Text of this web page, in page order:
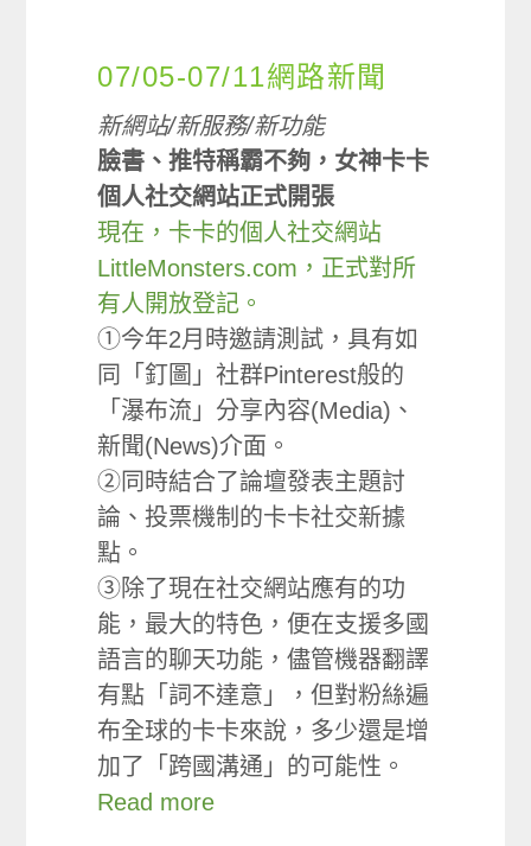
07/05-07/11網路新聞
新網站/新服務/新功能
臉書、推特稱霸不夠，女神卡卡
個人社交網站正式開張
現在，卡卡的個人社交網站
LittleMonsters.com，正式對所
有人開放登記。
①今年2月時邀請測試，具有如
同「釘圖」社群Pinterest般的
「瀑布流」分享內容(Media)、
新聞(News)介面。
②同時結合了論壇發表主題討
論、投票機制的卡卡社交新據
點。
③除了現在社交網站應有的功
能，最大的特色，便在支援多國
語言的聊天功能，儘管機器翻譯
有點「詞不達意」，但對粉絲遍
布全球的卡卡來說，多少還是增
加了「跨國溝通」的可能性。
Read more